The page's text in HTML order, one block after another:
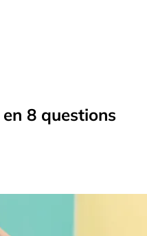
8 questions